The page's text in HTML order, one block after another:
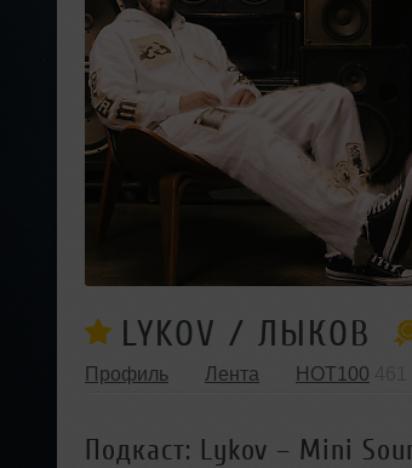
LYKOV / ЛЫКОВ
Профиль Лента HOT100
Подкаст: Lykov – Mini